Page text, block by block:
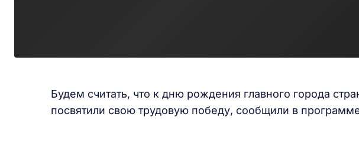
Будем считать, что к дню рождения главного города
посвятили свою трудовую победу, сообщили в